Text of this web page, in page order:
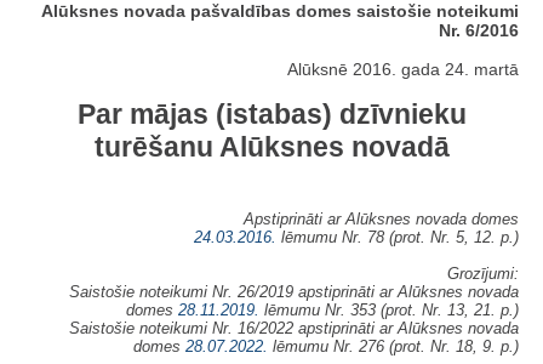
Alūksnes novada pašvaldības domes saistošie noteikumi
Nr. 6/2016
Alūksnē 2016. gada 24. martā
Par mājas (istabas) dzīvnieku
turēšanu Alūksnes novadā
Apstiprināti ar Alūksnes novada domes
24.03.2016. lēmumu Nr. 78 (prot. Nr. 5, 12. p.)
Grozījumi:
Saistošie noteikumi Nr. 26/2019 apstiprināti ar Alūksnes novada
domes 28.11.2019. lēmumu Nr. 353 (prot. Nr. 13, 21. p.)
Saistošie noteikumi Nr. 16/2022 apstiprināti ar Alūksnes novada
domes 28.07.2022. lēmumu Nr. 276 (prot. Nr. 18, 9. p.)